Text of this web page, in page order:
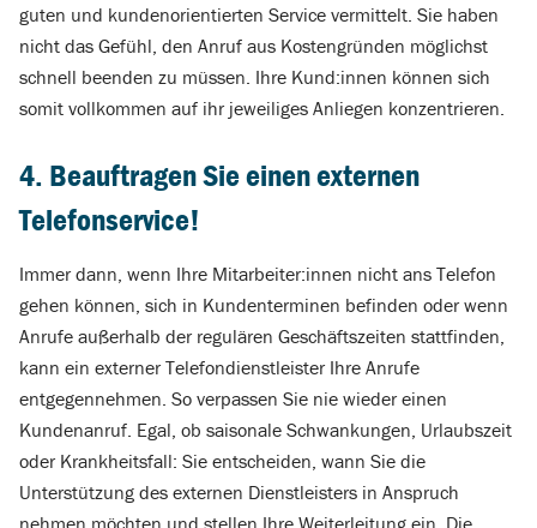
guten und kundenorientierten Service vermittelt. Sie haben
nicht das Gefühl, den Anruf aus Kostengründen möglichst
schnell beenden zu müssen. Ihre Kund:innen können sich
somit vollkommen auf ihr jeweiliges Anliegen konzentrieren.
4. Beauftragen Sie einen externen
Telefonservice!
Immer dann, wenn Ihre Mitarbeiter:innen nicht ans Telefon
gehen können, sich in Kundenterminen befinden oder wenn
Anrufe außerhalb der regulären Geschäftszeiten stattfinden,
kann ein externer Telefondienstleister Ihre Anrufe
entgegennehmen. So verpassen Sie nie wieder einen
Kundenanruf. Egal, ob saisonale Schwankungen, Urlaubszeit
oder Krankheitsfall: Sie entscheiden, wann Sie die
Unterstützung des externen Dienstleisters in Anspruch
nehmen möchten und stellen Ihre Weiterleitung ein. Die